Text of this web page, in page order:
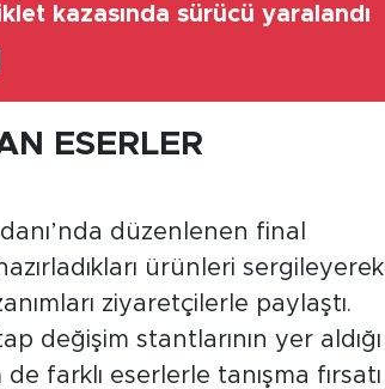
kazasında sürücü yaralandı
ESERLER
düzenlenen final
ürünleri sergileyerek
ziyaretçilerle paylaştı.
değişim stantlarının yer aldığı
farklı eserlerle tanışma fırsatı